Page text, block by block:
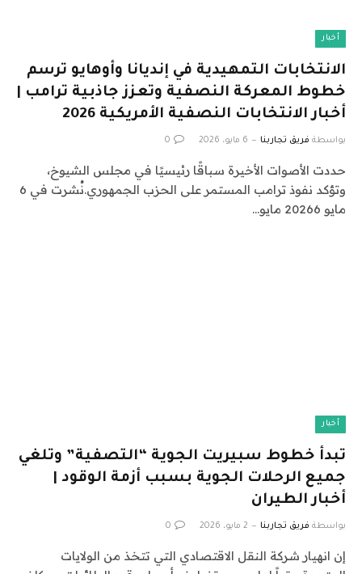
أخبار
الانتخابات التمهيدية في إنديانا وأوهايو ترسم
خطوط المعركة النصفية وتعزز جاذبية ترامب |
أخبار الانتخابات النصفية الأمريكية 2026
بواسطة فريق تجاربنا 6 مايو، 2026 0
حددت الأصوات الأخيرة سباقًا رئيسيًا في مجلس الشيوخ،
وتؤكد نفوذ ترامب المستمر على الحزب الجمهوري.نُشرت في 6
مايو 20266 مايو…
أخبار
تبدأ خطوط سبيريت الجوية “التصفية” وتلغي
جميع الرحلات الجوية بسبب أزمة الوقود |
أخبار الطيران
بواسطة فريق تجاربنا 2 مايو، 2026 0
إن انهيار شركة النقل الاقتصادي التي تتخذ من الولايات